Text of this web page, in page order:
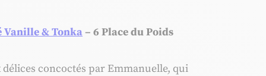
Vanille & Tonka– 6 Place du Poids
délices concoctés par Emmanuelle, qui